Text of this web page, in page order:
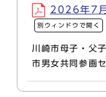
2026年7
別ウィンドウで開く
川崎市母子・父
市男女共同参画